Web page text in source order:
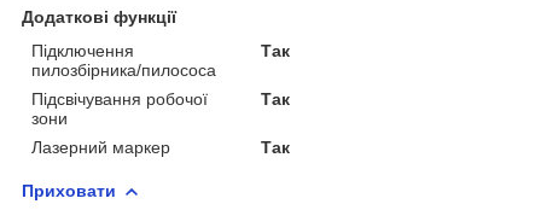
Додаткові функції
Підключення
пилозбірника/пилососа
Так
Підсвічування робочої
зони
Так
Лазерний маркер Так
Приховати